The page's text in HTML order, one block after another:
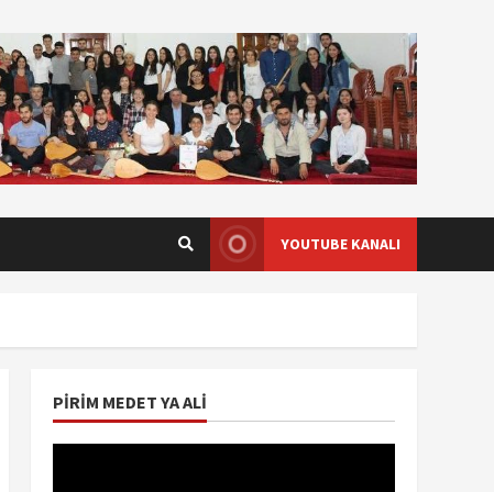
YOUTUBE KANALI
PIRIM MEDET YA ALI